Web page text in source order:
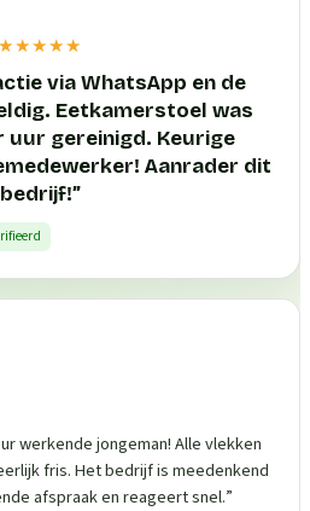
★★★★★
via WhatsApp en de
Eetkamerstoel was
uur gereinigd. Keurige
Aanrader dit
bedrijf!”
werkende jongeman! Alle vlekken
fris. Het bedrijf is meedenkend
afspraak en reageert snel.”